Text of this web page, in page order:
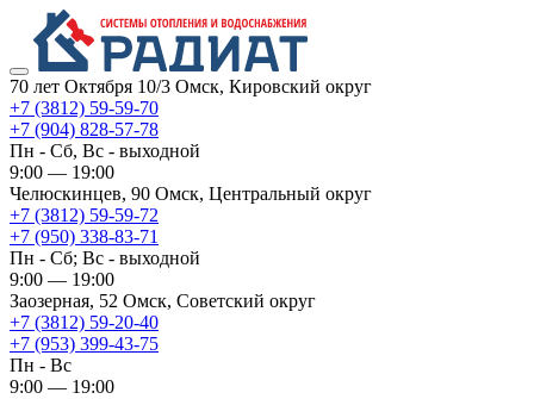
70 лет Октября 10/3 Омск, Кировский округ
+7 (3812) 59-59-70
+7 (904) 828-57-78
Пн - Сб, Вс - выходной
9:00 — 19:00
Челюскинцев, 90 Омск, ​Центральный округ
+7 (3812) 59-59-72
+7 (950) 338-83-71
Пн - Сб; Вс - выходной
9:00 — 19:00
Заозерная, 52 Омск, ​Советский округ
+7 (3812) 59-20-40
+7 (953) 399-43-75
Пн - Вс
9:00 — 19:00